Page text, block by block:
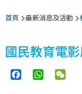
導
航
連
結
首頁 最新消息及活動
國民教育電
FacebookWhatsApp